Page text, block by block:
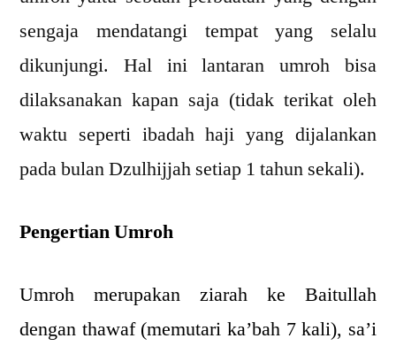
sengaja mendatangi tempat yang selalu
dikunjungi. Hal ini lantaran umroh bisa
dilaksanakan kapan saja (tidak terikat oleh
waktu seperti ibadah haji yang dijalankan
pada bulan Dzulhijjah setiap 1 tahun sekali).
Pengertian Umroh
Umroh merupakan ziarah ke Baitullah
dengan thawaf (memutari ka’bah 7 kali), sa’i